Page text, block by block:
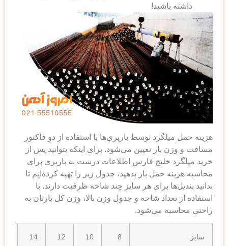
داشته باشید!
هزینه حمل میلگرد توسط باربری‌ها با استفاده از دو فاکتور
مسافت و وزن بار تعیین می‌شود. برای اینکه بتوانید پس از
خرید میلگرد خلیج فارس اطلاعات درست به باربری برای
محاسبه هزینه حمل بار بدهید، جدول زیر را تهیه کرده‌ایم تا
بدانید بندیل‌ها برای هر سایز چند شاخه ظرفیت دارند. با
استفاده از تعداد شاخه و جدول وزن بالا، وزن کل بارتان به
راحتی محاسبه می‌شود.
سایز 10
12
14